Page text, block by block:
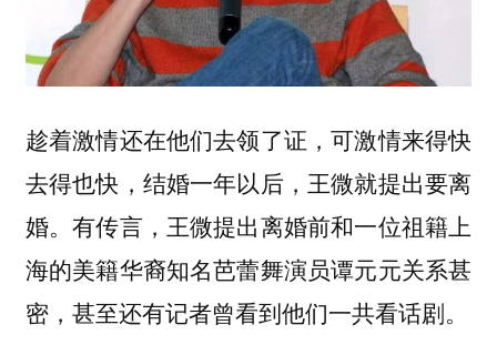
趁着激情还在他们去领了证，可激情来得快
去得也快，结婚一年以后，王微就提出要离
婚。有传言，王微提出离婚前和一位祖籍上
海的美籍华裔知名芭蕾舞演员谭元元关系甚
密，甚至还有记者曾看到他们一共看话剧。